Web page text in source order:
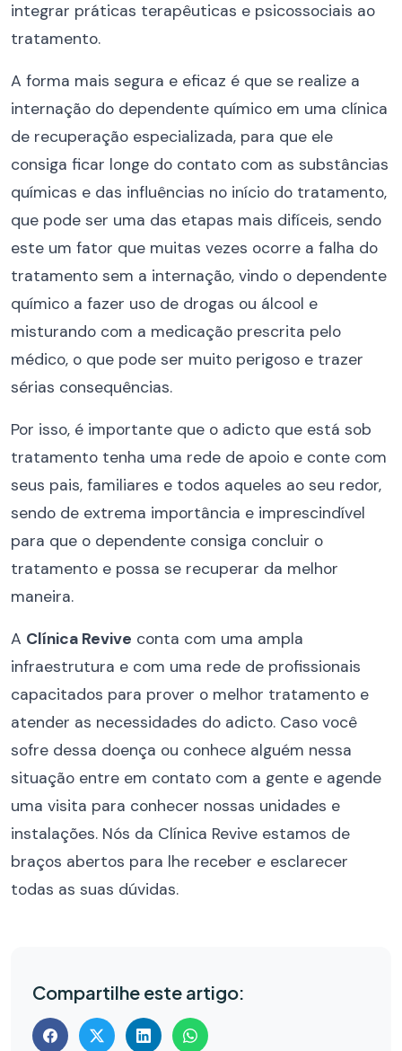
integrar práticas terapêuticas e psicossociais ao
tratamento.
A forma mais segura e eficaz é que se realize a
internação do dependente químico em uma clínica
de recuperação especializada, para que ele
consiga ficar longe do contato com as substâncias
químicas e das influências no início do tratamento,
que pode ser uma das etapas mais difíceis, sendo
este um fator que muitas vezes ocorre a falha do
tratamento sem a internação, vindo o dependente
químico a fazer uso de drogas ou álcool e
misturando com a medicação prescrita pelo
médico, o que pode ser muito perigoso e trazer
sérias consequências.
Por isso, é importante que o adicto que está sob
tratamento tenha uma rede de apoio e conte com
seus pais, familiares e todos aqueles ao seu redor,
sendo de extrema importância e imprescindível
para que o dependente consiga concluir o
tratamento e possa se recuperar da melhor
maneira.
A Clínica Revive conta com uma ampla
infraestrutura e com uma rede de profissionais
capacitados para prover o melhor tratamento e
atender as necessidades do adicto. Caso você
sofre dessa doença ou conhece alguém nessa
situação entre em contato com a gente e agende
uma visita para conhecer nossas unidades e
instalações. Nós da Clínica Revive estamos de
braços abertos para lhe receber e esclarecer
todas as suas dúvidas.
Compartilhe este artigo: